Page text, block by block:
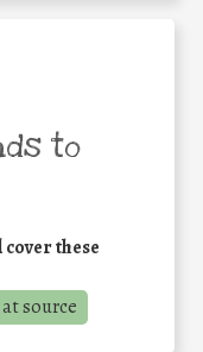
to
these
source